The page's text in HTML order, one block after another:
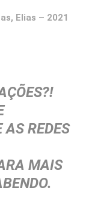
Elias – 2021
AS REDES
MAIS